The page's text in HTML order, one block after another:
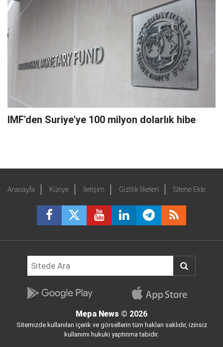
IMF'den Suriye'ye 100 milyon dolarlık hibe
Anasayfa Künye İletişim Gizlilik İlkeleri Sitene Ekle
Mepa News © 2026
Sitemizde kullanılan içerik ve görsellerin tüm hakları saklıdır, izinsiz
kullanımı hukuki yaptırıma tabidir.